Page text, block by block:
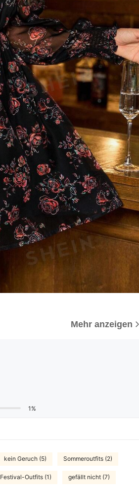
Mehr anzeigen
1%
kein Geruch (5) Sommeroutfits (2)
Festival-Outfits (1) gefällt nicht (7)